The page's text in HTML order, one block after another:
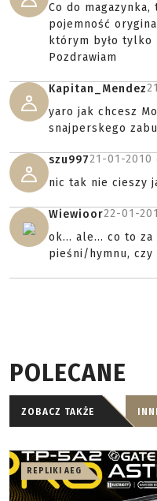
Co do
pojemność
którym było tylko
Pozdrawiam
Kapitan_Mendez
yaro jak chcesz
snajperskego
szu99721-01-2010
nic tak nie cieszy
Wiewioor22-01-
ok... ale... co to
pieśni/hymnu, czy
POLECANE
ZOBACZ TAKŻE
REPLIKI AEG